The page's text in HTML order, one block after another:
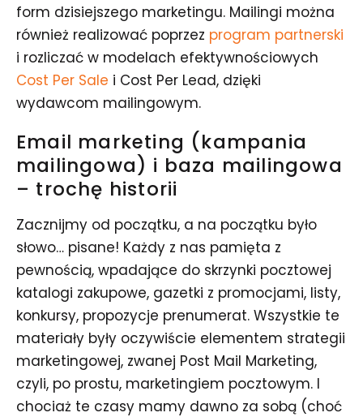
form dzisiejszego marketingu. Mailingi można
również realizować poprzez program partnerski
i rozliczać w modelach efektywnościowych
Cost Per Sale i Cost Per Lead, dzięki
wydawcom mailingowym.
Email marketing (kampania
mailingowa) i baza mailingowa
– trochę historii
Zacznijmy od początku, a na początku było
słowo… pisane! Każdy z nas pamięta z
pewnością, wpadające do skrzynki pocztowej
katalogi zakupowe, gazetki z promocjami, listy,
konkursy, propozycje prenumerat. Wszystkie te
materiały były oczywiście elementem strategii
marketingowej, zwanej Post Mail Marketing,
czyli, po prostu, marketingiem pocztowym. I
chociaż te czasy mamy dawno za sobą (choć